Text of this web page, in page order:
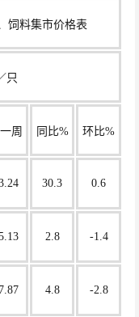
饲料集市价格表
只
周 同比% 环比%
30.3 0.6
2.8 -1.4
4.8 -2.8